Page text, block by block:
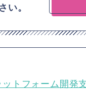
い。
トフォーム開発